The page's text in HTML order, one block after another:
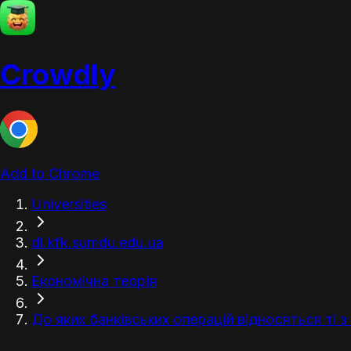
Crowdly
Add to Chrome
Universities
dl.kfk.sumdu.edu.ua
Економічна теорія
До яких банківських операцій відносяться ті